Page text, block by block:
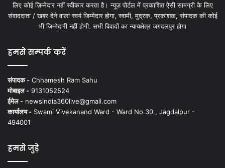
लिए कोई ज़िम्मेदार नहीं स्वीकार करता है। न्यूज़ पोर्टल में प्रकाशित ऐसी सामग्री के लिए
संवाददाता / खबर देने वाला स्वयं जिम्मेदार होगा, स्वामी, मुद्रक, प्रकाशक, संपादक की कोई
भी जिम्मेदारी नहीं होगी. सभी विवादों का न्यायक्षेत्र जगदलपुर होगा
हमसे सम्पर्क करें
संपादक - Chhamesh Ram Sahu
मोबाइल - 9131052524
ईमेल - newsindia360live@gmail.com
कार्यालय - Swami Vivekanand Ward - Ward No.30 , Jagdalpur -
494001
हमसे जुड़े